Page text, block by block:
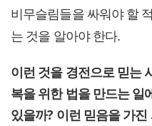
비무슬림들을 싸워야 할
는 것을 알아야 한다.
이런 것을 경전으로 믿는
복을 위한 법을 만드는 일
있을까? 이런 믿음을 가